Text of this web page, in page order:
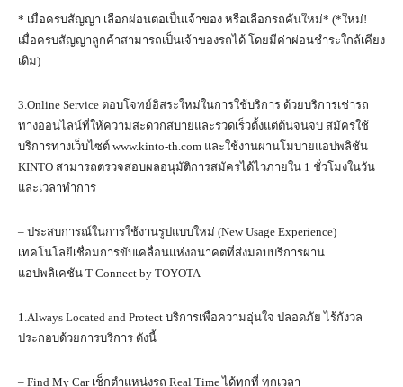
* เมื่อครบสัญญา เลือกผ่อนต่อเป็นเจ้าของ หรือเลือกรถคันใหม่* (*ใหม่!
เมื่อครบสัญญาลูกค้าสามารถเป็นเจ้าของรถได้ โดยมีค่าผ่อนชำระใกล้เคียง
เดิม)
3.Online Service ตอบโจทย์อิสระใหม่ในการใช้บริการ ด้วยบริการเช่ารถ
ทางออนไลน์ที่ให้ความสะดวกสบายและรวดเร็วตั้งแต่ต้นจนจบ สมัครใช้
บริการทางเว็บไซต์ www.kinto-th.com และใช้งานผ่านโมบายแอปพลิชัน
KINTO สามารถตรวจสอบผลอนุมัติการสมัครได้ไวภายใน 1 ชั่วโมงในวัน
และเวลาทำการ
– ประสบการณ์ในการใช้งานรูปแบบใหม่ (New Usage Experience)
เทคโนโลยีเชื่อมการขับเคลื่อนแห่งอนาคตที่ส่งมอบบริการผ่าน
แอปพลิเคชัน T-Connect by TOYOTA
1.Always Located and Protect บริการเพื่อความอุ่นใจ ปลอดภัย ไร้กังวล
ประกอบด้วยการบริการ ดังนี้
– Find My Car เช็กตำแหน่งรถ Real Time ได้ทุกที่ ทุกเวลา